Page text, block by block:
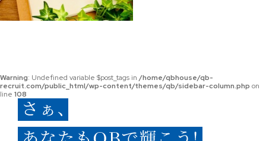
Warning: Undefined variable $post_tags in /home/qbhouse/qb-
recruit.com/public_html/wp-content/themes/qb/sidebar-column.php on
line 108